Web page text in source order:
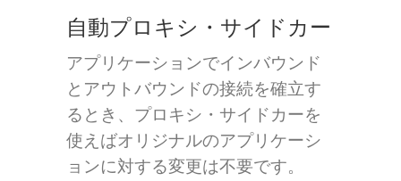
自動プロキシ・サイドカー
アプリケーションでインバウンド
とアウトバウンドの接続を確立す
るとき、プロキシ・サイドカーを
使えばオリジナルのアプリケーシ
ョンに対する変更は不要です。